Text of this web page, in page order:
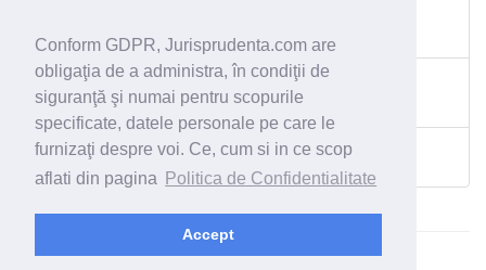
Conform GDPR, Jurisprudenta.com are
obligaţia de a administra, în condiţii de
siguranţă şi numai pentru scopurile
specificate, datele personale pe care le
furnizaţi despre voi. Ce, cum si in ce scop
aflati din pagina
Politica de Confidentialitate
Accept
infractiuni-circulatie pe drumurile publice
Hotărâre - 15.11.2011
Autoritatea de lucru judecat
Toate spetele Judecătoria Zărnești